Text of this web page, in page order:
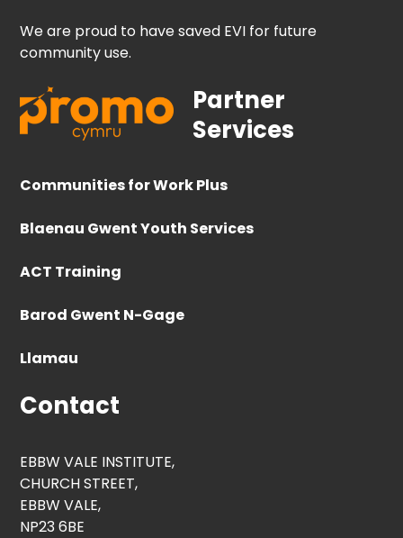
We are proud to have saved EVI for future
community use.
Partner
Services
Communities for Work Plus
Blaenau Gwent Youth Services
ACT Training
Barod Gwent N-Gage
Llamau
Contact
EBBW VALE INSTITUTE,
CHURCH STREET,
EBBW VALE,
NP23 6BE